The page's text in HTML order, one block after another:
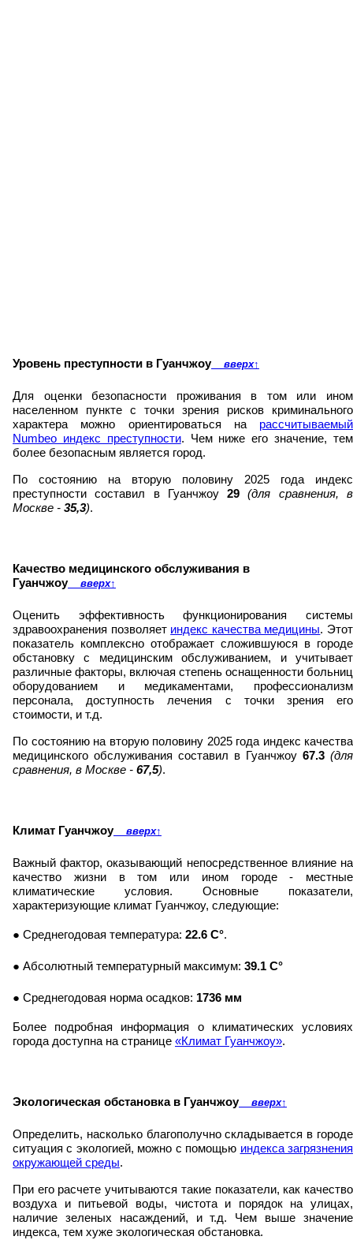
Уровень преступности в Гуанчжоувверх↑
Для оценки безопасности проживания в том или ином
населенном пункте с точки зрения рисков криминального
характера можно ориентироваться на рассчитываемый
Numbeo индекс преступности. Чем ниже его значение, тем
более безопасным является город.
По состоянию на вторую половину 2025 года индекс
преступности составил в Гуанчжоу29
(для сравнения, в
Москве - 35,3).
Качество медицинского обслуживания в
Гуанчжоувверх↑
Оценить эффективность функционирования системы
здравоохранения позволяет индекс качества медицины. Этот
показатель комплексно отображает сложившуюся в городе
обстановку с медицинским обслуживанием, и учитывает
различные факторы, включая степень оснащенности больниц
оборудованием и медикаментами, профессионализм
персонала, доступность лечения с точки зрения его
стоимости, и т.д.
По состоянию на вторую половину 2025 года индекс качества
медицинского обслуживания составил в Гуанчжоу 67.3 (для
сравнения, в Москве - 67,5).
Климат Гуанчжоувверх↑
Важный фактор, оказывающий непосредственное влияние на
качество жизни в том или ином городе - местные
климатические условия. Основные показатели,
характеризующие климат Гуанчжоу, следующие:
● Среднегодовая температура: 22.6 C°.
● Абсолютный температурный максимум: 39.1 C°
● Среднегодовая норма осадков: 1736 мм
Более подробная информация о климатических условиях
города доступна на странице «Климат Гуанчжоу».
Экологическая обстановка в Гуанчжоувверх↑
Определить, насколько благополучно складывается в городе
ситуация с экологией, можно с помощью индекса загрязнения
окружающей среды.
При его расчете учитываются такие показатели, как качество
воздуха и питьевой воды, чистота и порядок на улицах,
наличие зеленых насаждений, и т.д. Чем выше значение
индекса, тем хуже экологическая обстановка.